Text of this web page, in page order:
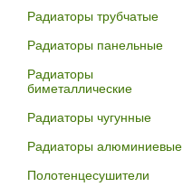
Радиаторы трубчатые
Радиаторы панельные
Радиаторы
биметаллические
Радиаторы чугунные
Радиаторы алюминиевые
Полотенцесушители